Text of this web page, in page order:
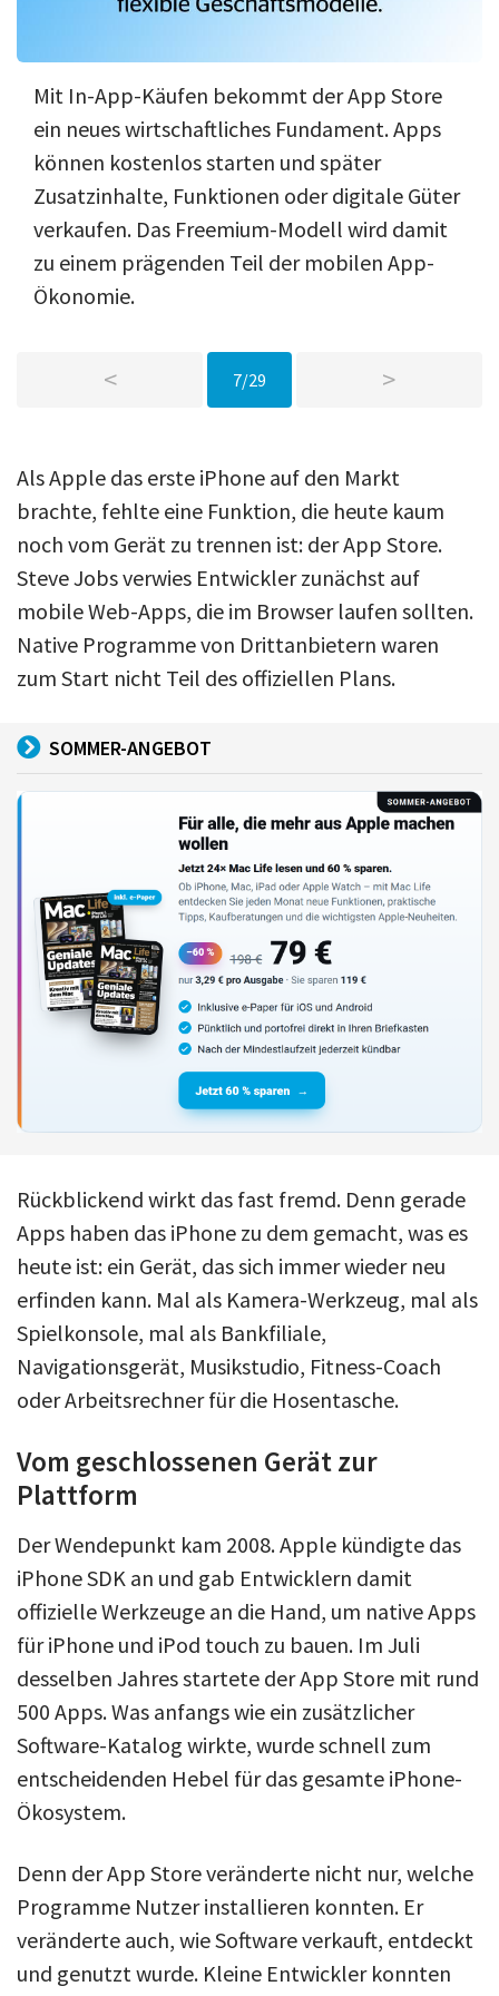
Mit In-App-Käufen bekommt der App Store
ein neues wirtschaftliches Fundament. Apps
können kostenlos starten und später
Zusatzinhalte, Funktionen oder digitale Güter
verkaufen. Das Freemium-Modell wird damit
zu einem prägenden Teil der mobilen App-
Ökonomie.
< 7/29 >
Als Apple das erste iPhone auf den Markt
brachte, fehlte eine Funktion, die heute kaum
noch vom Gerät zu trennen ist: der App Store.
Steve Jobs verwies Entwickler zunächst auf
mobile Web-Apps, die im Browser laufen sollten.
Native Programme von Drittanbietern waren
zum Start nicht Teil des offiziellen Plans.
SOMMER-ANGEBOT
Rückblickend wirkt das fast fremd. Denn gerade
Apps haben das iPhone zu dem gemacht, was es
heute ist: ein Gerät, das sich immer wieder neu
erfinden kann. Mal als Kamera-Werkzeug, mal als
Spielkonsole, mal als Bankfiliale,
Navigationsgerät, Musikstudio, Fitness-Coach
oder Arbeitsrechner für die Hosentasche.
Vom geschlossenen Gerät zur
Plattform
Der Wendepunkt kam 2008. Apple kündigte das
iPhone SDK an und gab Entwicklern damit
offizielle Werkzeuge an die Hand, um native Apps
für iPhone und iPod touch zu bauen. Im Juli
desselben Jahres startete der App Store mit rund
500 Apps. Was anfangs wie ein zusätzlicher
Software-Katalog wirkte, wurde schnell zum
entscheidenden Hebel für das gesamte iPhone-
Ökosystem.
Denn der App Store veränderte nicht nur, welche
Programme Nutzer installieren konnten. Er
veränderte auch, wie Software verkauft, entdeckt
und genutzt wurde. Kleine Entwickler konnten